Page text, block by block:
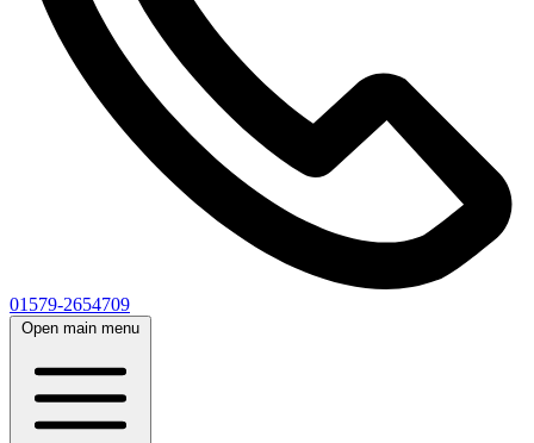
01579-2654709
Open main menu